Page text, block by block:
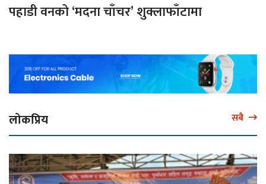
पहाडी वनको ‘मदना चाँचर’ शुक्लाफाँटामा
लोकप्रिय सबै